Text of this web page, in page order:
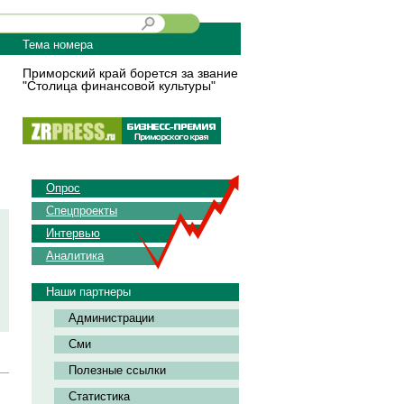
Тема номера
Приморский край борется за звание
"Столица финансовой культуры"
Опрос
Спецпроекты
Интервью
Аналитика
Наши партнеры
Администрации
Сми
Полезные ссылки
Статистика